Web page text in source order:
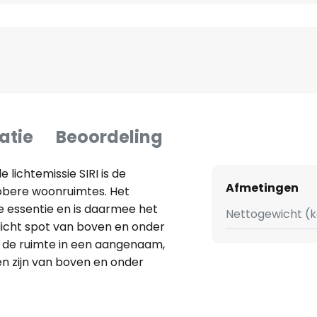
Beoordeling
lichtemissie SIRI is de
woonruimtes. Het
en is daarmee het
spot van boven en onder
ruimte in een aangenaam,
zijn van boven en onder
Afmetingen
Nettogewicht